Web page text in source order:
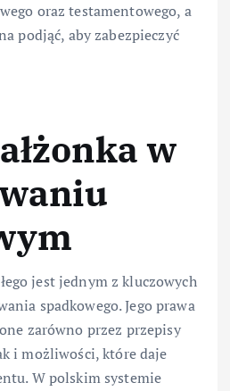
oraz testamentowego, a
podjąć, aby zabezpieczyć
w
jest jednym z kluczowych
spadkowego. Jego prawa
zarówno przez przepisy
i możliwości, które daje
W polskim systemie